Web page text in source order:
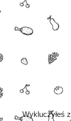
Wykluczyłeś